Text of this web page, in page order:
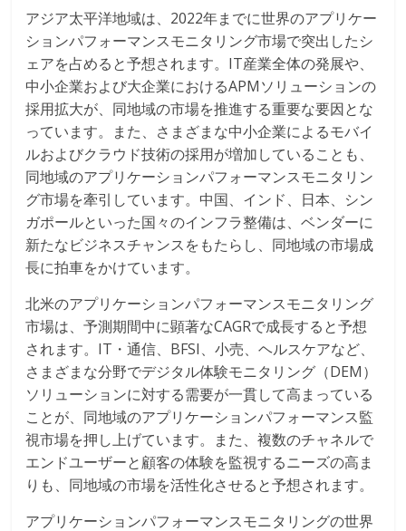
アジア太平洋地域は、2022年までに世界のアプリケー
ションパフォーマンスモニタリング市場で突出したシ
ェアを占めると予想されます。IT産業全体の発展や、
中小企業および大企業におけるAPMソリューションの
採用拡大が、同地域の市場を推進する重要な要因とな
っています。また、さまざまな中小企業によるモバイ
ルおよびクラウド技術の採用が増加していることも、
同地域のアプリケーションパフォーマンスモニタリン
グ市場を牽引しています。中国、インド、日本、シン
ガポールといった国々のインフラ整備は、ベンダーに
新たなビジネスチャンスをもたらし、同地域の市場成
長に拍車をかけています。
北米のアプリケーションパフォーマンスモニタリング
市場は、予測期間中に顕著なCAGRで成長すると予想
されます。IT・通信、BFSI、小売、ヘルスケアなど、
さまざまな分野でデジタル体験モニタリング（DEM）
ソリューションに対する需要が一貫して高まっている
ことが、同地域のアプリケーションパフォーマンス監
視市場を押し上げています。また、複数のチャネルで
エンドユーザーと顧客の体験を監視するニーズの高ま
りも、同地域の市場を活性化させると予想されます。
アプリケーションパフォーマンスモニタリングの世界